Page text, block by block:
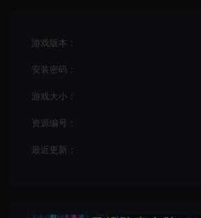
游戏版本：
安装密码：
游戏大小：
资源编号：
最近更新：